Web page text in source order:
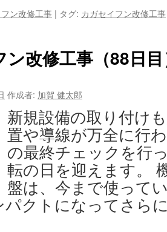
ン改修工事 | タグ: カガセイフン改修工事
ン改修工事（88日
作成者: 加賀 健太郎
新規設備の取り付け
置や導線が万全に行
の最終チェックを行
転の日を迎えます。
盤は、今まで使って
パクトになってさら